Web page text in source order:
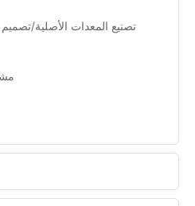
تصنيع المعدات الأصلية/